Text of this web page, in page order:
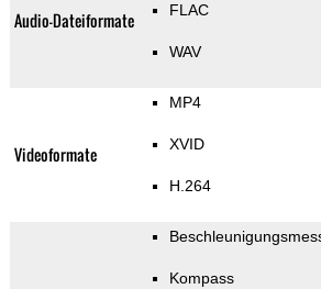
Audio-Dateiformate FLAC
WAV
Videoformate
MP4
XVID
H.264
Kompass